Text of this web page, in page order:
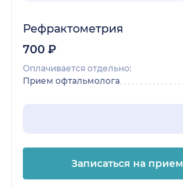
Рефрактометрия
700 ₽
Оплачивается отдельно:
Прием офтальмолога
Записаться на прием